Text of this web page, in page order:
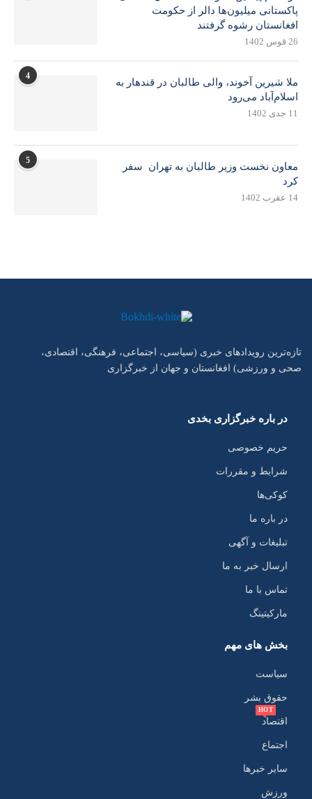
پاکستانی میلیون‌ها دالر از حکومت
افغانستان رشوه گرفتند
26 قوس 1402
4
ملا شیرین آخوند، والی طالبان در قندهار به
اسلام‌آباد می‌رود
11 جدی 1402
5
معاون نخست وزیر طالبان به تهران سفر
کرد
14 عقرب 1402
تازه‌ترین رویدادهای خبری (سیاسی، اجتماعی، فرهنگی، اقتصادی،
صحی و ورزشی) افغانستان و جهان از خبرگزاری
در باره خبرگزاری بخدی
حریم خصوصی
شرایط و مقررات
کوکی‌ها
در باره ما
تبلیغات و آگهی
ارسال خبر به ما
تماس با ما
مارکیتینگ
بخش های مهم
سیاست
حقوق بشر
اقتصاد
HOT
اجتماع
سایر خبرها
ورزش